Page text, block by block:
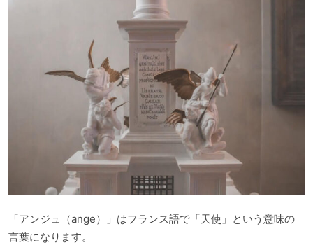
「アンジュ（ange）」はフランス語で「天使」という意味の
言葉になります。